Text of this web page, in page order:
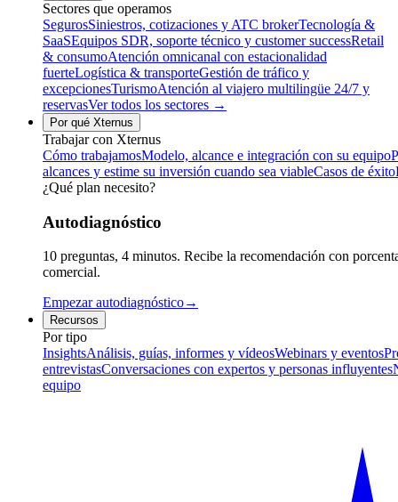
Sectores que operamos
SegurosSiniestros, cotizaciones y ATC brokerTecnología &
SaaSEquipos SDR, soporte técnico y customer successRetail
& consumoAtención omnicanal con estacionalidad
fuerteLogística & transporteGestión de tráfico y
excepcionesTurismoAtención al viajero multilingüe 24/7 y
reservasVer todos los sectores →
Por qué Xternus
Trabajar con Xternus
Cómo trabajamosModelo, alcance e integración con su equipo
alcances y estime su inversión cuando sea viableCasos de éxito
¿Qué plan necesito?
Autodiagnóstico
10 preguntas, 4 minutos. Recibe la recomendación con
comercial.
Empezar autodiagnóstico→
Recursos
Por tipo
InsightsAnálisis, guías, informes y vídeosWebinars y eventos
entrevistasConversaciones con expertos y personas influyentes
equipo